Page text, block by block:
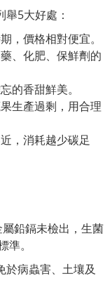
5大好處：
，價格相對便宜。
、化肥、保鮮劑的
的香甜鮮美。
生產過剩，用合理
，消耗越少碳足
鉛鎘未檢出，生菌
。
於病蟲害、土壤及